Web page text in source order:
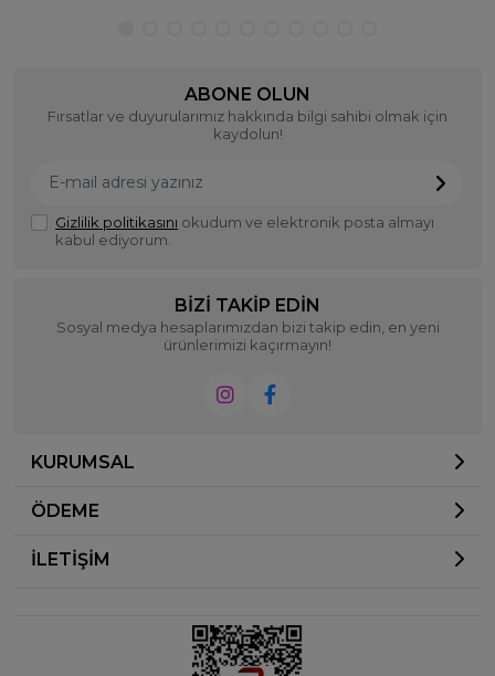
ABONE OLUN
Fırsatlar ve duyurularımız hakkında bilgi sahibi olmak için
kaydolun!
Gizlilik politikasını okudum ve elektronik posta almayı
kabul ediyorum.
BIZI TAKIP EDIN
Sosyal medya hesaplarımızdan bizi takip edin, en yeni
ürünlerimizi kaçırmayın!
KURUMSAL
ÖDEME
İLETİŞİM